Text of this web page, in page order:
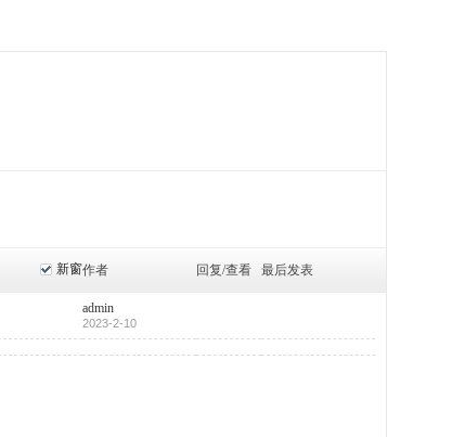
新窗作者 回复/查看 最后发表
admin
2023-2-10